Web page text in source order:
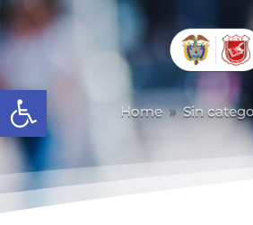
Abrir barra de herramientas
Home 9 Sin